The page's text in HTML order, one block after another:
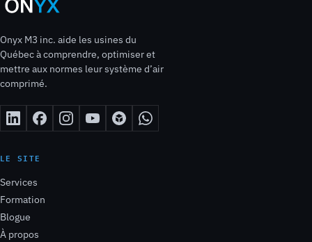
Onyx M3 inc. aide les usines du
Québec à comprendre, optimiser et
mettre aux normes leur système d’air
comprimé.
LE SITE
Services
Formation
Blogue
À propos